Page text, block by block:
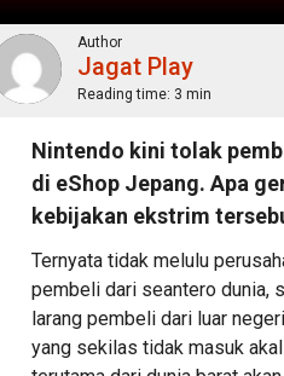
Author
Jagat Play
Reading time: 3 min
Nintendo kini tolak
di eShop Jepang. Apa
kebijakan ekstrim
Ternyata tidak melulu
pembeli dari seantero dunia,
larang pembeli dari luar
yang sekilas tidak masuk